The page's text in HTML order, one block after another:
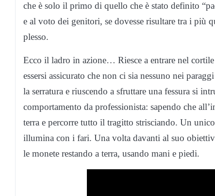
che è solo il primo di quello che è stato definito
e al voto dei genitori, se dovesse risultare tra i più
plesso.
Ecco il ladro in azione… Riesce a entrare nel
essersi assicurato che non ci sia nessuno nei
la serratura e riuscendo a sfruttare una fessura si
comportamento da professionista: sapendo che
terra e percorre tutto il tragitto strisciando. Un
illumina con i fari. Una volta davanti al suo
le monete restando a terra, usando mani e piedi.